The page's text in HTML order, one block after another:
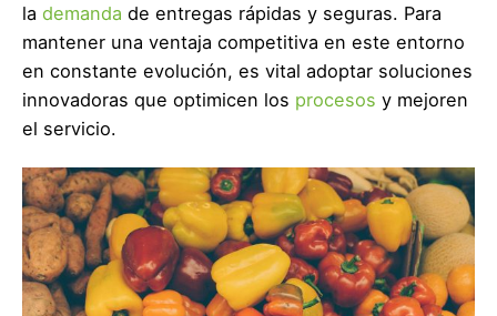
la demanda de entregas rápidas y seguras. Para
mantener una ventaja competitiva en este entorno
en constante evolución, es vital adoptar soluciones
innovadoras que optimicen los procesos y mejoren
el servicio.